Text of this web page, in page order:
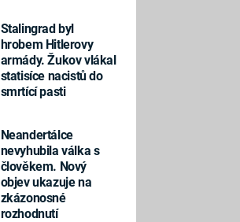
Stalingrad byl
hrobem Hitlerovy
armády. Žukov vlákal
statisíce nacistů do
smrtící pasti
Neandertálce
nevyhubila válka s
člověkem. Nový
objev ukazuje na
zkázonosné
rozhodnutí